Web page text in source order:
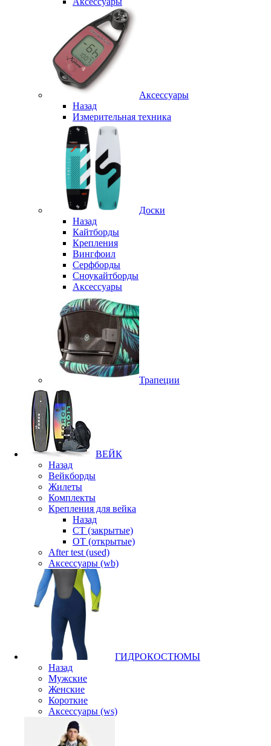
Аксессуары
Назад
Измерительная техника
Доски
Назад
Кайтборды
Крепления
Вингфоил
Серфборды
Сноукайтборды
Аксессуары
Трапеции
ВЕЙК
Назад
Вейкборды
Жилеты
Комплекты
Крепления для вейка
Назад
CT (закрытые)
OT (открытые)
After test (used)
Аксессуары (wb)
ГИДРОКОСТЮМЫ
Назад
Мужские
Женские
Короткие
Аксессуары (ws)